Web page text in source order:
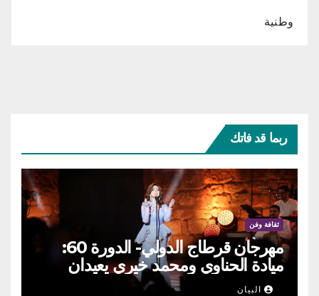
وطنية
ربما قد فاتك
ثقافة وفن
مهرجان قرطاج الدولي- الدورة 60:
ميادة الحناوي ومحمد خيري يعيدان
الطرب السوري إلى ركح قرطاج
البيان